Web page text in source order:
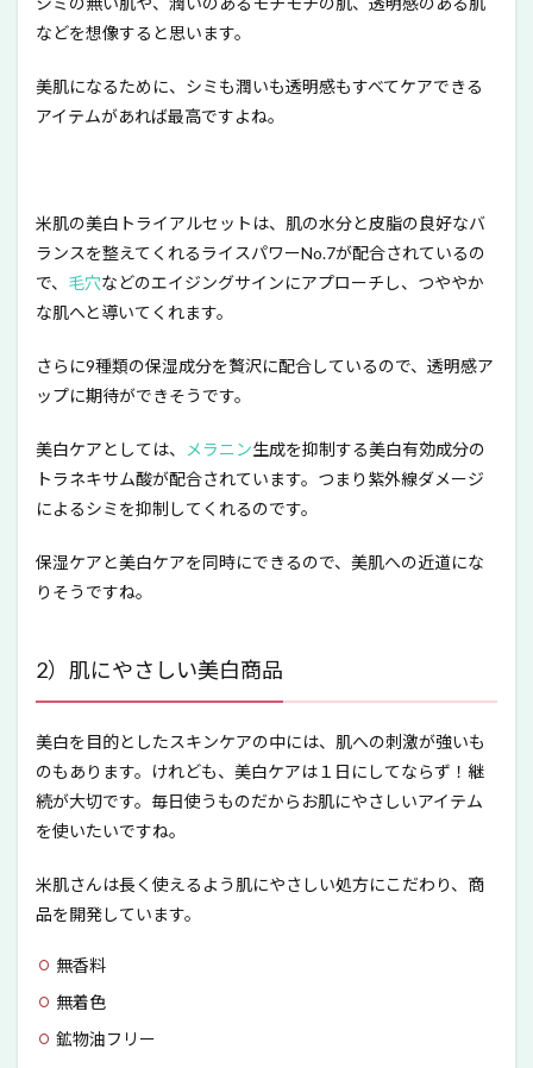
などを想像すると思います。
美肌になるために、シミも潤いも透明感もすべてケアできる
アイテムがあれば最高ですよね。
米肌の美白トライアルセットは、肌の水分と皮脂の良好なバ
ランスを整えてくれるライスパワーNo.7が配合されているの
で、 毛穴などのエイジングサインにアプローチし、つややか
な肌へと導いてくれます。
さらに9種類の保湿成分を贅沢に配合しているので、透明感ア
ップに期待ができそうです。
美白ケアとしては、 メラニン生成を抑制する美白有効成分の
トラネキサム酸が配合されています。つまり紫外線ダメージ
によるシミを抑制してくれるのです。
保湿ケアと美白ケアを同時にできるので、美肌への近道にな
りそうですね。
2）肌にやさしい美白商品
美白を目的としたスキンケアの中には、肌への刺激が強いも
のもあります。けれども、美白ケアは１日にしてならず！継
続が大切です。毎日使うものだからお肌にやさしいアイテム
を使いたいですね。
米肌さんは長く使えるよう肌にやさしい処方にこだわり、商
品を開発しています。
無香料
無着色
鉱物油フリー